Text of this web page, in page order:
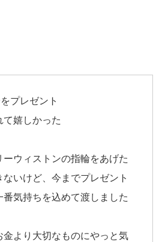
プレゼント
て嬉しかった
ウィストンの指輪をあげた
ないけど、今までプレゼント
番気持ちを込めて渡しました
金より大切なものにやっと気